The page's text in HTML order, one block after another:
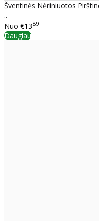
Šventinės Nėriniuotos
..
Nuo €1389
Daugiau